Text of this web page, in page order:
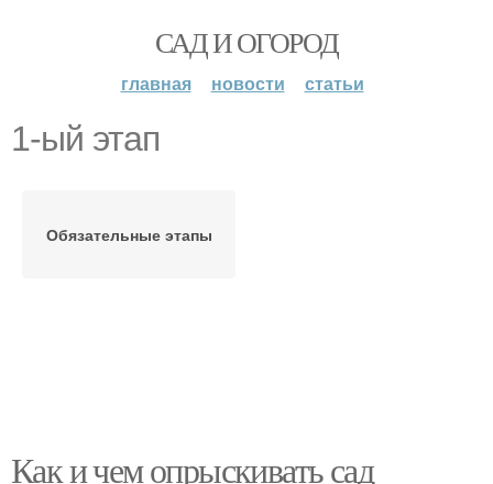
САД И ОГОРОД
главная новости статьи
1-ый этап
Обязательные этапы
Как и чем опрыскивать сад